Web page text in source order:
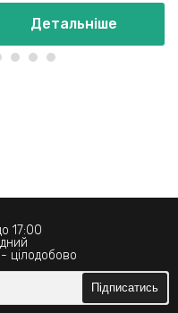
Детальніше
17:00
цілодобово
Підписатись